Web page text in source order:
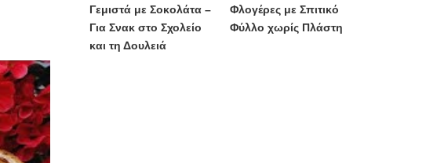
Γεμιστά με Σοκολάτα –
Για Σνακ στο Σχολείο
και τη Δουλειά
Φλογέρες με Σπιτικό
Φύλλο χωρίς Πλάστη